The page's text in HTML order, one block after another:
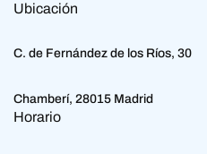
Ubicación
C. de Fernández de los Ríos, 30
Chamberí, 28015 Madrid
Horario